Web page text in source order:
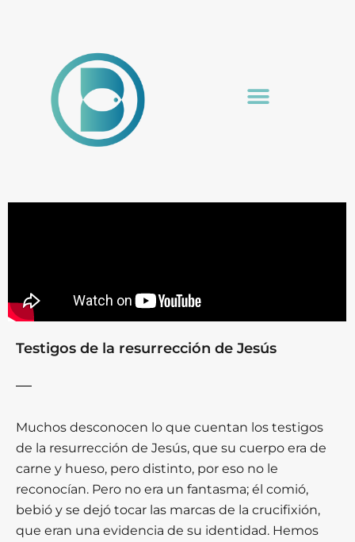
Testigos de la resurrección de Jesús
Muchos desconocen lo que cuentan los testigos
de la resurrección de Jesús, que su cuerpo era de
carne y hueso, pero distinto, por eso no le
reconocían. Pero no era un fantasma; él comió,
bebió y se dejó tocar las marcas de la crucifixión,
que eran una evidencia de su identidad. Hemos